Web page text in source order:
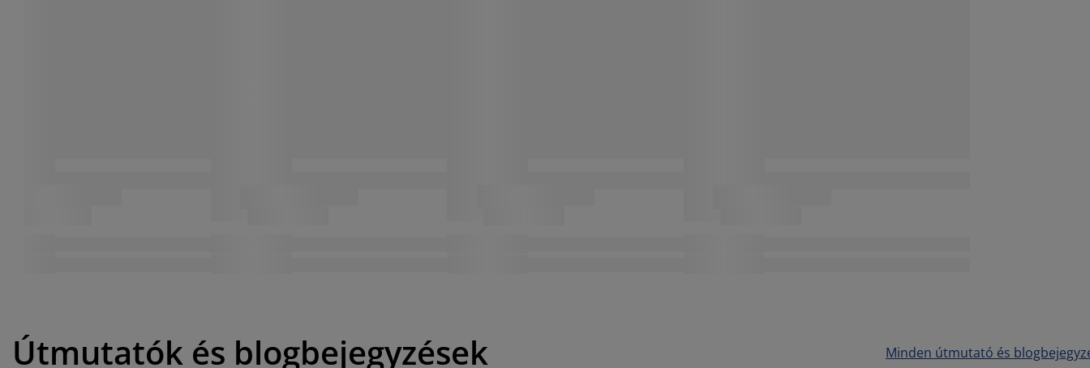
Útmutatók és blogbejegyzések Minden útmutató és